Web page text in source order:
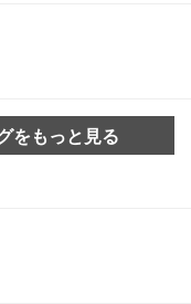
をもっと見る